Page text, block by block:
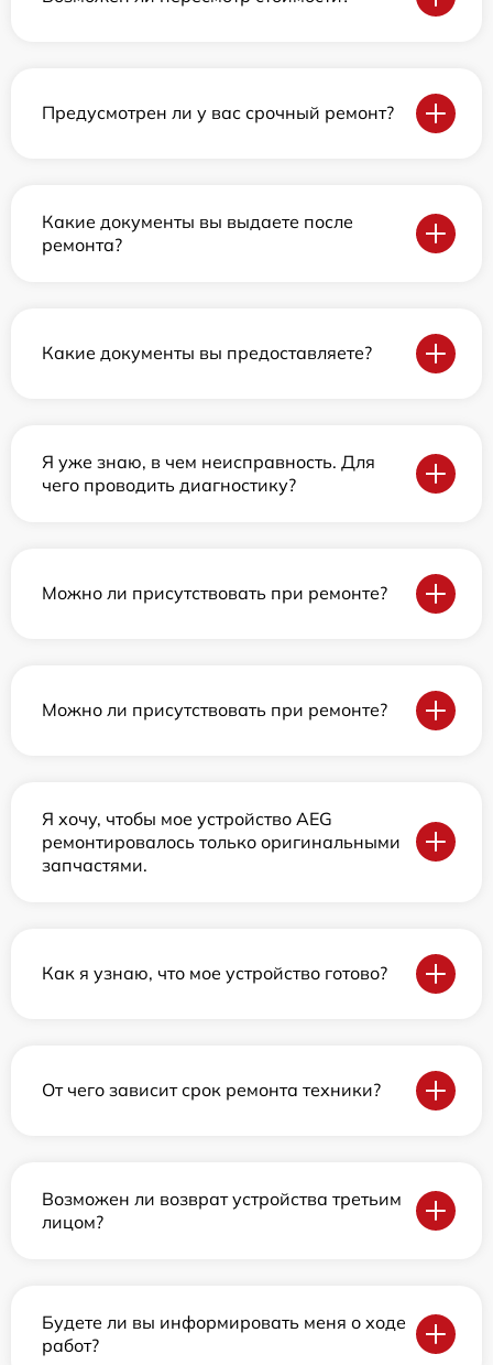
Предусмотрен ли у вас срочный ремонт?
Какие документы вы выдаете после
ремонта?
Какие документы вы предоставляете?
Я уже знаю, в чем неисправность. Для
чего проводить диагностику?
Можно ли присутствовать при ремонте?
Можно ли присутствовать при ремонте?
Я хочу, чтобы мое устройство AEG
ремонтировалось только оригинальными
запчастями.
Как я узнаю, что мое устройство готово?
От чего зависит срок ремонта техники?
Возможен ли возврат устройства третьим
лицом?
Будете ли вы информировать меня о ходе
работ?